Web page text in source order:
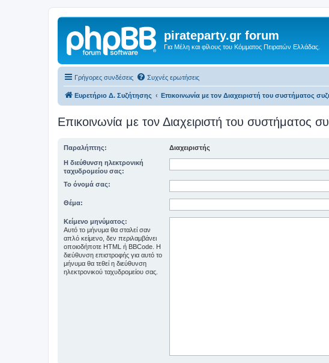
pirateparty.gr forum
Για Μέλη και φίλους του Κόμματος Πειρατών Ελλάδας.
Γρήγορες συνδέσεις Συχνές ερωτήσεις
Ευρετήριο Δ. Συζήτησης Επικοινωνία με τον Διαχειριστή του συστήματος
Επικοινωνία με τον Διαχειριστή του συστήματος
Παραλήπτης: Διαχειριστής
Η διεύθυνση ηλεκτρονική
ταχυδρομείου σας:
Το όνομά σας:
Θέμα:
Κείμενο μηνύματος:
Αυτό το μήνυμα θα σταλεί σαν
απλό κείμενο, δεν περιλαμβάνει
οποιοδήποτε HTML ή BBCode. Η
διεύθυνση επιστροφής για αυτό το
μήνυμα θα τεθεί η διεύθυνση
ηλεκτρονικού ταχυδρομείου σας.